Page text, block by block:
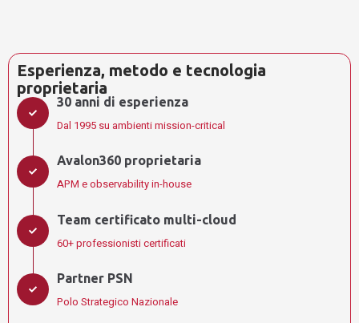
Esperienza, metodo e tecnologia
proprietaria
30 anni di esperienza
Dal 1995 su ambienti mission-critical
Avalon360 proprietaria
APM e observability in-house
Team certificato multi-cloud
60+ professionisti certificati
Partner PSN
Polo Strategico Nazionale